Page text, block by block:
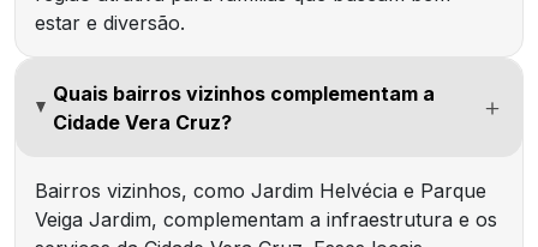
estar e diversão.
Quais bairros vizinhos complementam a
Cidade Vera Cruz?
Bairros vizinhos, como Jardim Helvécia e Parque
Veiga Jardim, complementam a infraestrutura e os